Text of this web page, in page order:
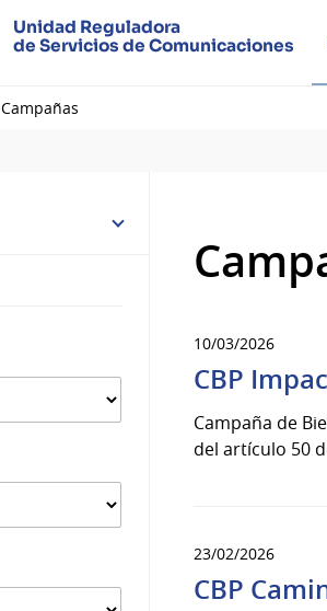
Unidad Reguladora
de Servicios de Comunicaciones
Campañas
10/03/2026
CBP
Campaña de
del artículo 50
23/02/2026
CBP